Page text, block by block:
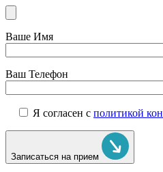
Ваше Имя
Ваш Телефон
Я согласен с политикой
Записаться на прием